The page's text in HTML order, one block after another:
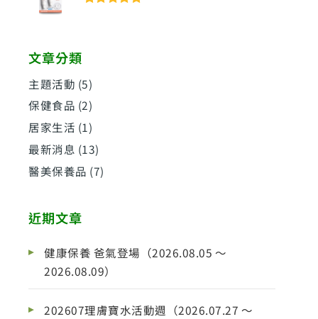
文章分類
主題活動 (5)
保健食品 (2)
居家生活 (1)
最新消息 (13)
醫美保養品 (7)
近期文章
健康保養 爸氣登場（2026.08.05 ～
2026.08.09）
202607理膚寶水活動週（2026.07.27 ～